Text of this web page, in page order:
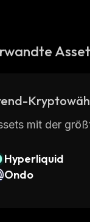
mit der
Hyperliquid
Ondo